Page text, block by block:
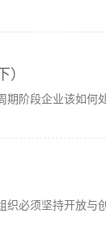
）
阶段企业该如何
必须坚持开放与